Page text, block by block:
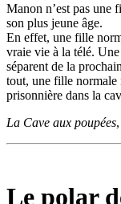
Manon n’est pas une
son plus jeune âge.
En effet, une fille
vraie vie à la télé.
séparent de la
tout, une fille normale
prisonnière dans la
La Cave aux poupées
Le polar